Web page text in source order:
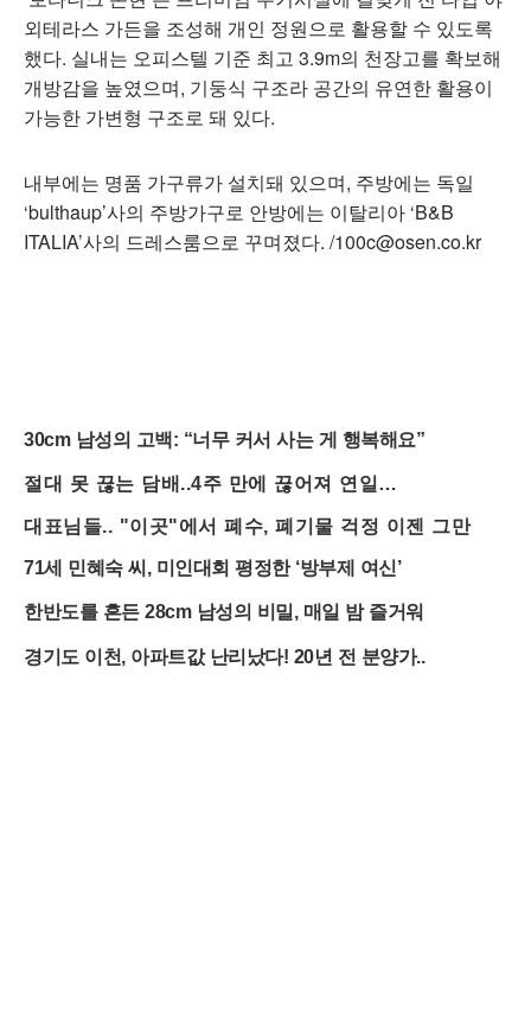
외테라스 가든을 조성해 개인 정원으로 활용할 수 있도록
했다. 실내는 오피스텔 기준 최고 3.9m의 천장고를 확보해
개방감을 높였으며, 기둥식 구조라 공간의 유연한 활용이
가능한 가변형 구조로 돼 있다.
내부에는 명품 가구류가 설치돼 있으며, 주방에는 독일
‘bulthaup’사의 주방가구로 안방에는 이탈리아 ‘B&B
ITALIA’사의 드레스룸으로 꾸며졌다. /100c@osen.co.kr